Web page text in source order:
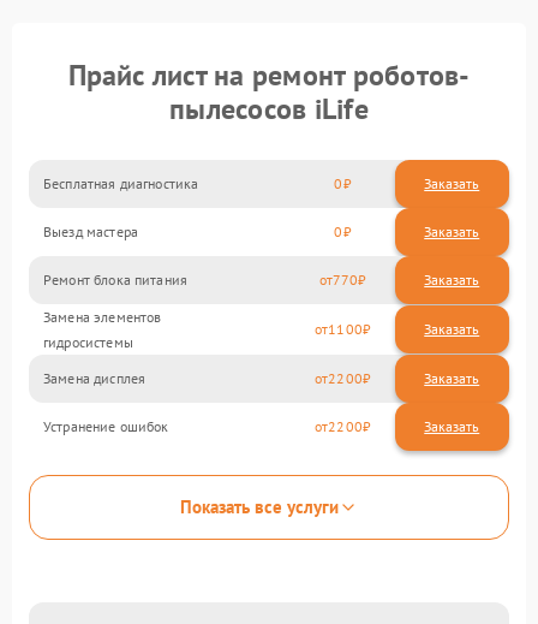
Прайс лист на ремонт роботов-
пылесосов iLife
Бесплатная диагностика 0 Заказать
Выезд мастера 0 Заказать
Ремонт блока питания 770
Замена элементов
гидросистемы
1100
Замена дисплея 2200
Устранение ошибок 2200
Показать все услуги